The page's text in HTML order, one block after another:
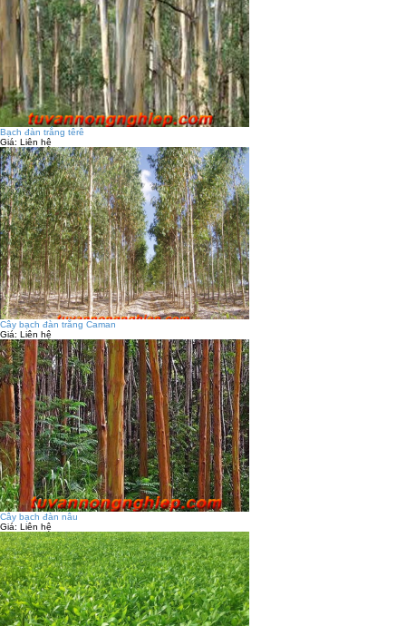
Bạch đàn trắng têrê
Giá: Liên hệ
Cây bạch đàn trắng Caman
Giá: Liên hệ
Cây bạch đàn nâu
Giá: Liên hệ